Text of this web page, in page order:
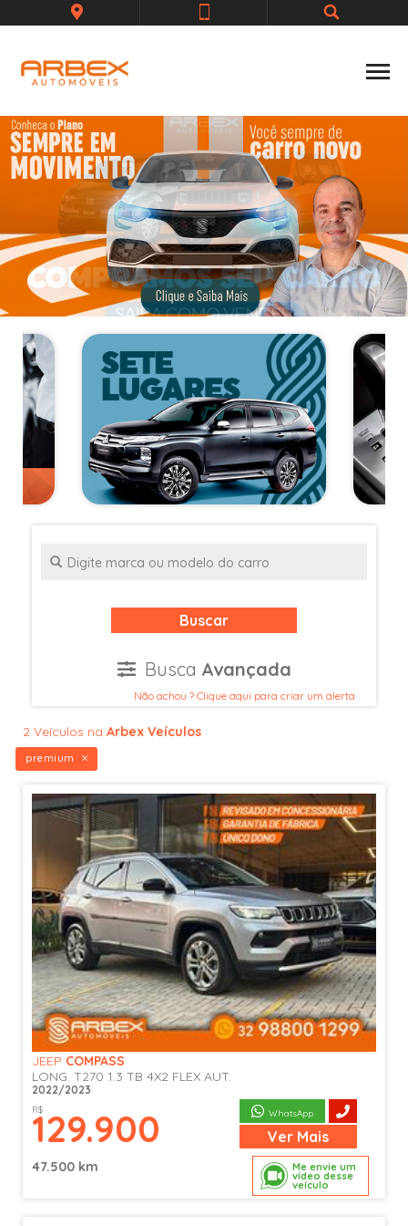
Buscar
Busca Avançada
Não achou ? Clique aqui para criar um alerta
2 Veículos na Arbex Veículos
premium
Me envie um
vídeo desse
veículo
JEEP COMPASS
LONG. T270 1.3 TB 4X2 FLEX AUT.
2022/2023
R$
129.900 WhatsApp
Ver Mais
47.500 km